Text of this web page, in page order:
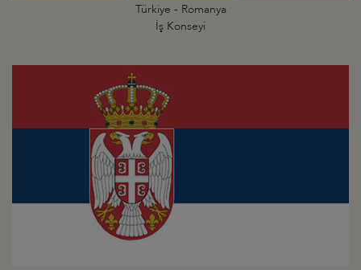
Türkiye - Romanya
İş Konseyi